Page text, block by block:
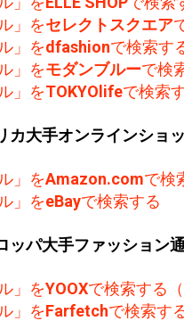
」をセレクトスクエア
」をdfashionで検索す
」をモダンブルーで検
」をTOKYOlifeで検索
カ大手オンラインショ
」をAmazon.comで検
」をeBayで検索する
ッパ大手ファッション
」をYOOXで検索する
」をFarfetchで検索す